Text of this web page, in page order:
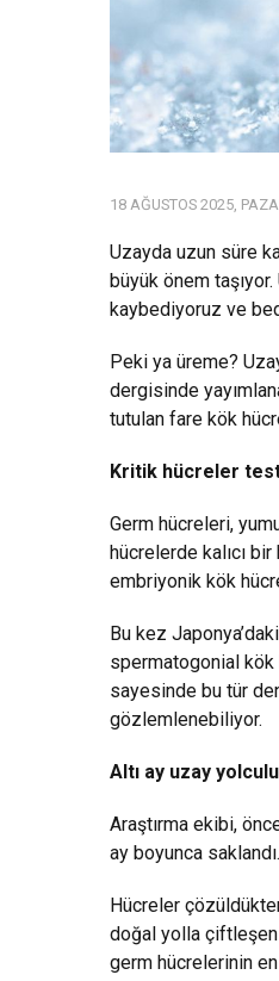
18 AĞUSTOS 2025,
Uzayda uzun süre
büyük önem
kaybediyoruz ve
Peki ya üreme?
dergisinde
tutulan fare kök
Kritik hücreler
Germ hücreleri,
hücrelerde kalıcı
embriyonik kök
Bu kez
spermatogonial kök
sayesinde bu tür
gözlemlenebiliyor.
Altı ay uzay
Araştırma ekibi,
ay boyunca
Hücreler
doğal yolla çiftleşen
germ hücrelerinin